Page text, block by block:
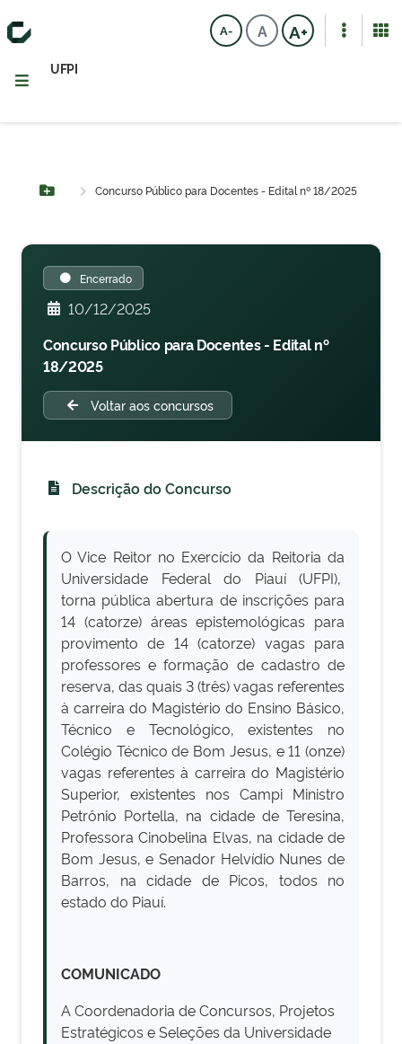
A- A A+
UFPI
Botão MenuConcurso Público para Docentes - Edital nº 18/2025
Encerrado
10/12/2025
Concurso Público para Docentes - Edital nº
18/2025
Voltar aos concursos
Descrição do Concurso
O Vice Reitor no Exercício da Reitoria da
Universidade Federal do Piauí (UFPI),
torna pública abertura de inscrições para
14 (catorze) áreas epistemológicas para
provimento de 14 (catorze) vagas para
professores e formação de cadastro de
reserva, das quais 3 (três) vagas referentes
à carreira do Magistério do Ensino Básico,
Técnico e Tecnológico, existentes no
Colégio Técnico de Bom Jesus, e 11 (onze)
vagas referentes à carreira do Magistério
Superior, existentes nos Campi Ministro
Petrônio Portella, na cidade de Teresina,
Professora Cinobelina Elvas, na cidade de
Bom Jesus, e Senador Helvídio Nunes de
Barros, na cidade de Picos, todos no
estado do Piauí.
COMUNICADO
A Coordenadoria de Concursos, Projetos
Estratégicos e Seleções da Universidade